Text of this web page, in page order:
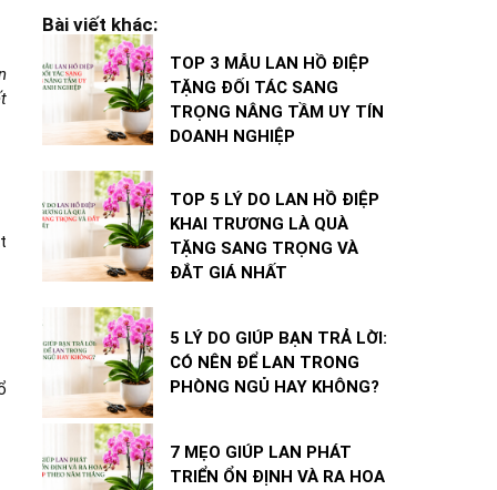
Bài viết khác:
TOP 3 MẪU LAN HỒ ĐIỆP
TẶNG ĐỐI TÁC SANG
TRỌNG NÂNG TẦM UY TÍN
DOANH NGHIỆP
TOP 5 LÝ DO LAN HỒ ĐIỆP
KHAI TRƯƠNG LÀ QUÀ
TẶNG SANG TRỌNG VÀ
ĐẮT GIÁ NHẤT
5 LÝ DO GIÚP BẠN TRẢ LỜI:
CÓ NÊN ĐỂ LAN TRONG
PHÒNG NGỦ HAY KHÔNG?
7 MẸO GIÚP LAN PHÁT
TRIỂN ỔN ĐỊNH VÀ RA HOA